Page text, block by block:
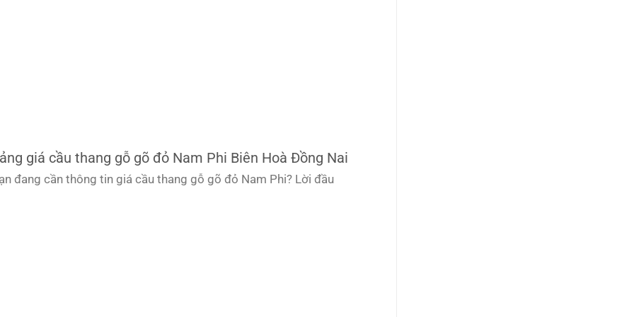
giá cầu thang gỗ gõ đỏ Nam Phi Biên Hoà Đồng Nai
đang cần thông tin giá cầu thang gỗ gõ đỏ Nam Phi? Lời đầu